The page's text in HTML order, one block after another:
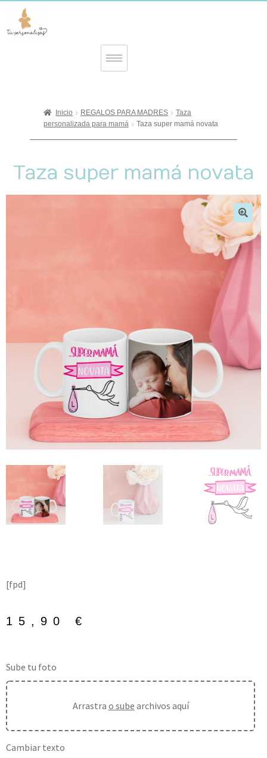
Inicio REGALOS PARA MADRES
Taza
personalizada para mamá
Taza super mamá novata
Taza super mamá novata
🔍
[fpd]
15,90 €
Sube tu foto
Arrastra o sube archivos aquí
Cambiar texto